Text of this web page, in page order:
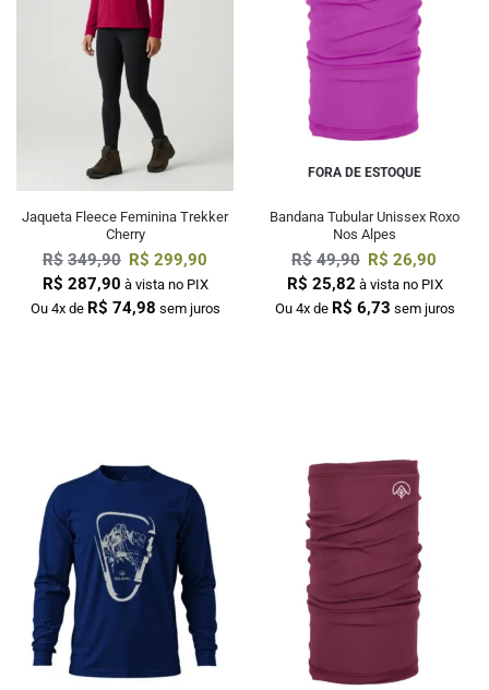
Jaqueta Fleece Feminina Trekker
Cherry
R$ 349,90 R$ 299,90
R$ 287,90 à vista no PIX
Ou 4x de R$ 74,98 sem juros
FORA DE ESTOQUE
Bandana Tubular Unissex Roxo
Nos Alpes
R$ 49,90 R$ 26,90
R$ 25,82 à vista no PIX
Ou 4x de R$ 6,73 sem juros